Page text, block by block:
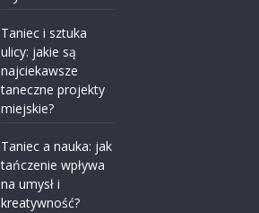
Taniec i sztuka
ulicy: jakie są
najciekawsze
taneczne projekty
miejskie?
Taniec a nauka: jak
tańczenie wpływa
na umysł i
kreatywność?